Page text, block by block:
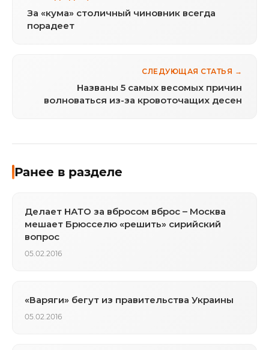
За «кума» столичный чиновник всегда
порадеет
СЛЕДУЮЩАЯ СТАТЬЯ →
Названы 5 самых весомых причин
волноваться из-за кровоточащих десен
Ранее в разделе
Делает НАТО за вбросом вброс – Москва
мешает Брюсселю «решить» сирийский
вопрос
05.02.2016
«Варяги» бегут из правительства Украины
05.02.2016